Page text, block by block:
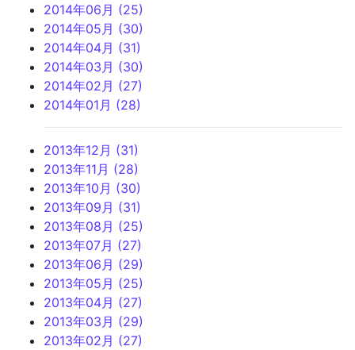
2014年06月 (25)
2014年05月 (30)
2014年04月 (31)
2014年03月 (30)
2014年02月 (27)
2014年01月 (28)
2013年12月 (31)
2013年11月 (28)
2013年10月 (30)
2013年09月 (31)
2013年08月 (25)
2013年07月 (27)
2013年06月 (29)
2013年05月 (25)
2013年04月 (27)
2013年03月 (29)
2013年02月 (27)